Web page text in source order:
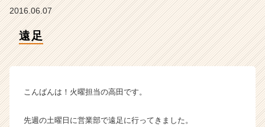
ャ
ア
2016.06.07
遠足
こんばんは！火曜担当の高田です。
先週の土曜日に営業部で遠足に行ってきました。